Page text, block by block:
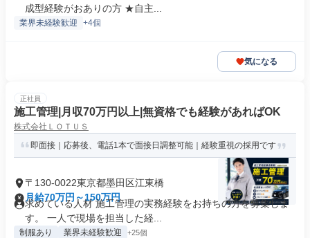
成型経験がおありの方 ★自主...
業界未経験歓迎 +4個
気になる
正社員
施工管理|月収70万円以上|無資格でも経験があればOK
株式会社ＬＯＴＵＳ
即面接｜応募後、電話1本で面接日調整可能｜経験重視の採用です
〒130-0022東京都墨田区江東橋
月給70万円～150万円
求めている人材 施工管理の実務経験をお持ちの方を募集しま
す。 一人で現場を担当した経...
制服あり 業界未経験歓迎 +25個